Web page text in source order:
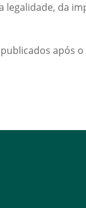
da
após